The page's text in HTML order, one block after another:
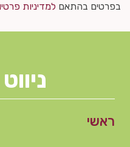
בפרטים בהתאם למדיניות
ראשי